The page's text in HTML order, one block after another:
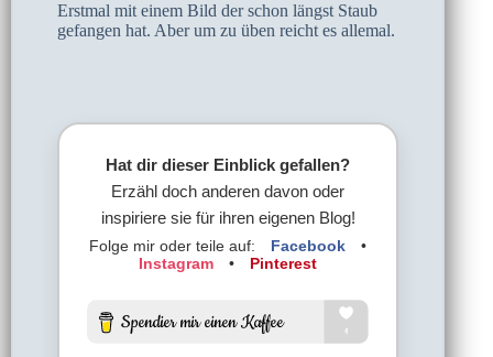
Erstmal mit einem Bild der schon längst Staub
gefangen hat. Aber um zu üben reicht es allemal.
Hat dir dieser Einblick gefallen?
Erzähl doch anderen davon oder
inspiriere sie für ihren eigenen Blog!
Folge mir oder teile auf: Facebook
•
Instagram
• Pinterest